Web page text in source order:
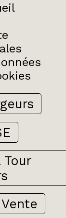
Tour